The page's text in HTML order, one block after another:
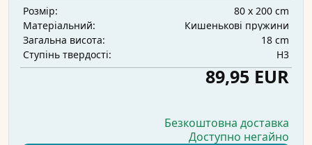
Розмір:
80 x 200 cm
Матеріальний:
Кишенькові пружини
Загальна висота:
18 cm
Ступінь твердості:
H3
89,95 EUR
Безкоштовна доставка
Доступно негайно